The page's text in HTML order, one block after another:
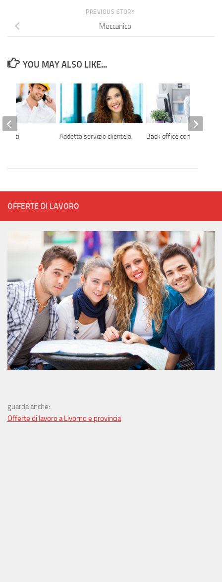
PREVIOUS STORY
Meccanico
YOU MAY ALSO LIKE...
Addetta servizio clientela Back office commerciale
OFFERTE DI LAVORO
guarda anche:
Offerte di lavoro a Livorno e provincia